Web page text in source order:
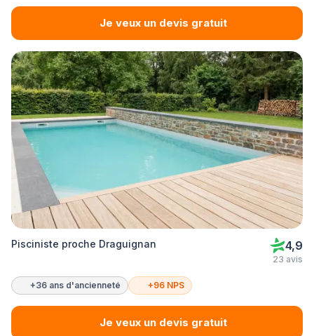
Je veux un devis gratuit
Pisciniste proche Draguignan 4,9
23 avis
+36 ans d'ancienneté +96 NPS
Je veux un devis gratuit